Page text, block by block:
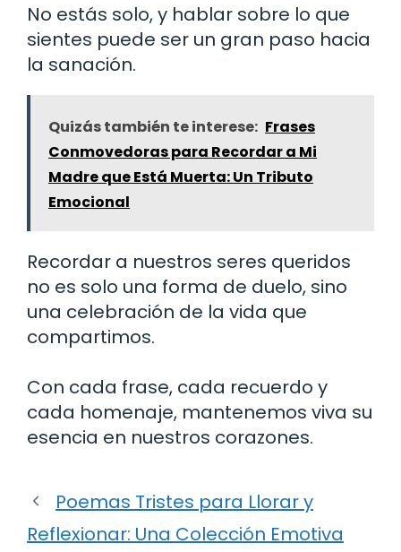
No estás solo, y hablar sobre lo que
sientes puede ser un gran paso hacia
la sanación.
Quizás también te interese: Frases
Conmovedoras para Recordar a Mi
Madre que Está Muerta: Un Tributo
Emocional
Recordar a nuestros seres queridos
no es solo una forma de duelo, sino
una celebración de la vida que
compartimos.
Con cada frase, cada recuerdo y
cada homenaje, mantenemos viva su
esencia en nuestros corazones.
Poemas Tristes para Llorar y
Reflexionar: Una Colección Emotiva